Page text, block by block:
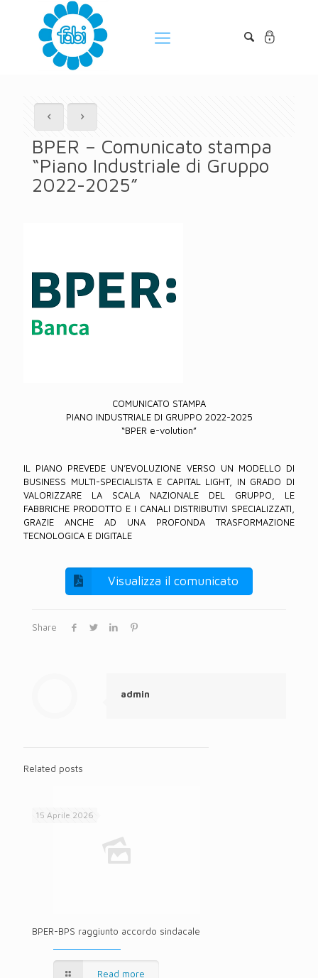
BPER – Comunicato stampa
“Piano Industriale di Gruppo
2022-2025”
COMUNICATO STAMPA
PIANO INDUSTRIALE DI GRUPPO 2022-2025
“BPER e-volution”
IL PIANO PREVEDE UN’EVOLUZIONE VERSO UN MODELLO DI
BUSINESS MULTI-SPECIALISTA E CAPITAL LIGHT, IN GRADO DI
VALORIZZARE LA SCALA NAZIONALE DEL GRUPPO, LE
FABBRICHE PRODOTTO E I CANALI DISTRIBUTIVI SPECIALIZZATI,
GRAZIE ANCHE AD UNA PROFONDA TRASFORMAZIONE
TECNOLOGICA E DIGITALE
Visualizza il comunicato
Share
admin
Related posts
15 Aprile 2026
BPER-BPS raggiunto accordo sindacale
Read more